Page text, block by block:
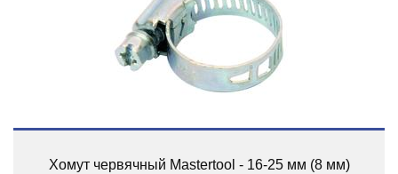
Хомут червячный Mastertool - 16-25 мм (8 мм)